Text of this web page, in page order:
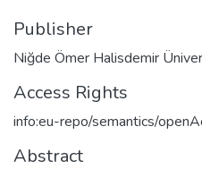
Publisher
Niğde Ömer Halisdemir
Access Rights
info:eu-repo/semantics/
Abstract